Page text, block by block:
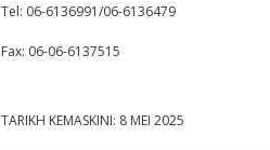
Tel: 06-6136991/06-6136479
Fax: 06-06-6137515
TARIKH KEMASKINI: 8 MEI 2025